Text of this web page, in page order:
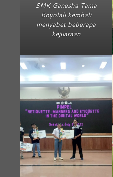
SMK Ganesha Tama
Boyolali kembali
menyabet beberapa
kejuaraan